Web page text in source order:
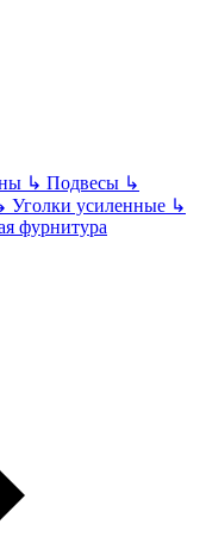
↳ Подвесы ↳
Уголки усиленные ↳
фурнитура